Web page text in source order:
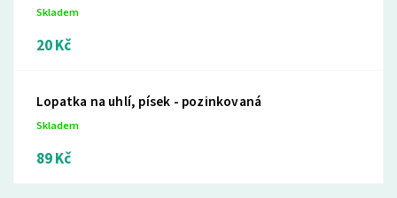
Skladem
20 Kč
Lopatka na uhlí, písek - pozinkovaná
Skladem
89 Kč